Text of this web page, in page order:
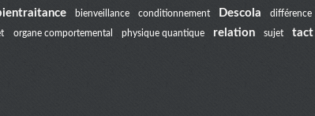
bienveillance conditionnement Descola différence
organe comportemental physique quantique relation sujet tact